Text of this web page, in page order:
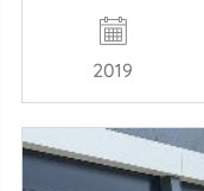
2019